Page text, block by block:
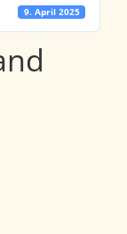
9. April 2025